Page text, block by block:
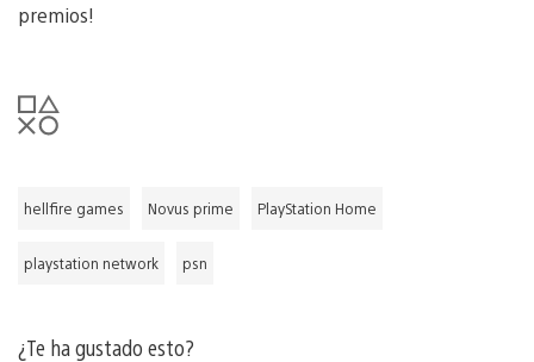
premios!
hellfire games Novus prime PlayStation Home
playstation network psn
¿Te ha gustado esto?